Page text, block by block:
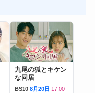
九尾の狐とキケン
な同居
BS10 8月20日 17:00